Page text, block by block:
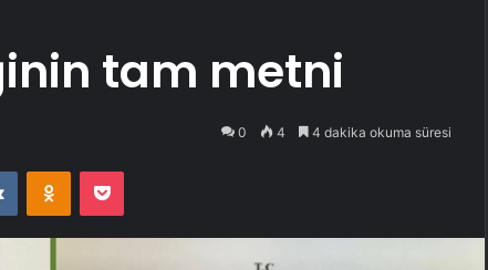
tam metni
0 4 4 dakika okuma süresi
VKontakteOdnoklassniki
Pocket